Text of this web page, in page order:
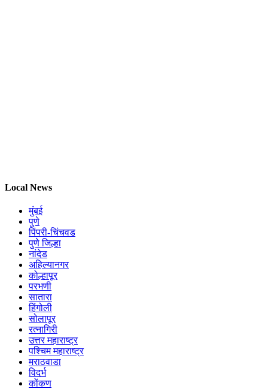
Local News
मुंबई
पुणे
पिंपरी-चिंचवड
पुणे जिल्हा
नांदेड
अहिल्यानगर
कोल्हापूर
परभणी
सातारा
हिंगोली
सोलापूर
रत्नागिरी
उत्तर महाराष्ट्र
पश्चिम महाराष्ट्र
मराठवाडा
विदर्भ
कोंकण